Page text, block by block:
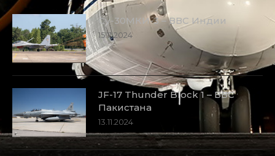
Су-30МКИ-3 – ВВС Индии
15.11.2024
JF-17 Thunder Block 1 – ВВС
Пакистана
13.11.2024